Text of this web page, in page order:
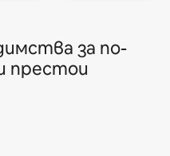
за по-
престои